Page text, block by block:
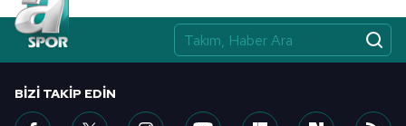
BIZI TAKIP EDIN